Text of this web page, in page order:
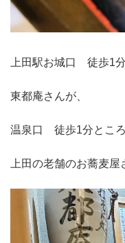
上田駅お城口 徒歩1
東都庵さんが、
温泉口 徒歩1分とこ
上田の老舗のお蕎麦屋